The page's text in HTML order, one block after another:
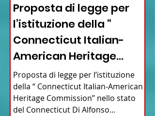
Proposta di legge per
l’istituzione della “
Connecticut Italian-
American Heritage
Commission” nello stato
del Connecticut
Proposta di legge per l’istituzione
della “ Connecticut Italian-American
Heritage Commission” nello stato
del Connecticut Di Alfonso...